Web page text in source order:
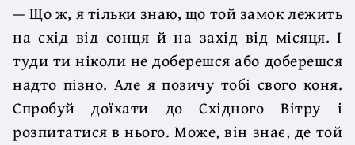
— Що ж, я тільки знаю, що той замок лежить
на схід від сонця й на захід від місяця. І
туди ти ніколи не доберешся або доберешся
надто пізно. Але я позичу тобі свого коня.
Спробуй доїхати до Східного Вітру і
розпитатися в нього. Може, він знає, де той